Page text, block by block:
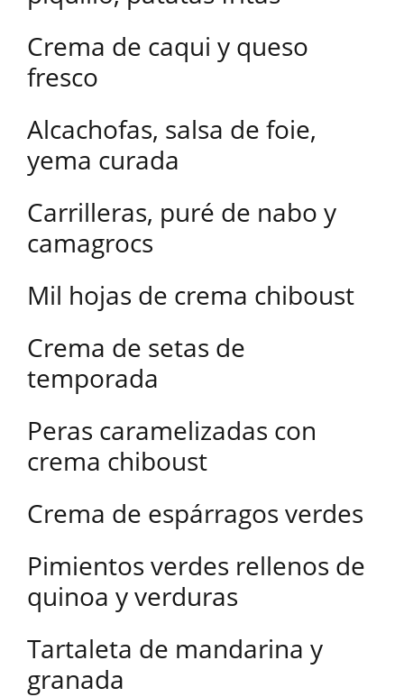
Crema de caqui y queso
fresco
Alcachofas, salsa de foie,
yema curada
Carrilleras, puré de nabo y
camagrocs
Mil hojas de crema chiboust
Crema de setas de
temporada
Peras caramelizadas con
crema chiboust
Crema de espárragos verdes
Pimientos verdes rellenos de
quinoa y verduras
Tartaleta de mandarina y
granada